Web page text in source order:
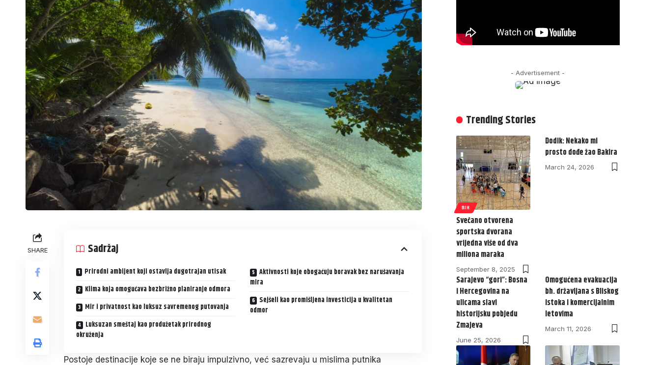
SHARE Sadržaj
Prirodni ambijent koji ostavlja dugotrajan utisak
Klima koja omogućava bezbrižno planiranje odmora
Mir i privatnost kao luksuz savremenog putovanja
Luksuzan smeštaj kao produžetak prirodnog
okruženja
Aktivnosti koje obogaćuju boravak bez narušavanja
mira
Sejšeli kao promišljena investicija u kvalitetan
odmor
Postoje destinacije koje se ne biraju impulzivno, već sazrevaju u mislima putnika
- Advertisement -
Trending Stories
BIH
Svečano otvorena
sportska dvorana
vrijedna više od dva
miliona maraka
September 8, 2025
Dodik: Nekako mi
prosto dođe žao Bakira
March 24, 2026
Sarajevo “gori”: Bosna
i Hercegovina na
ulicama slavi
historijsku pobjedu
Zmajeva
June 25, 2026
Omogućena evakuacija
bh. državljana s Bliskog
istoka i komercijalnim
letovima
March 11, 2026